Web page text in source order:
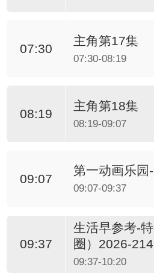
07:30
主角第17集
07:30-08:19
08:19
主角第18集
08:19-09:07
09:07
第一动画乐园
09:07-09:37
09:37
生活早参考-
圈）2026-214
09:37-10:20